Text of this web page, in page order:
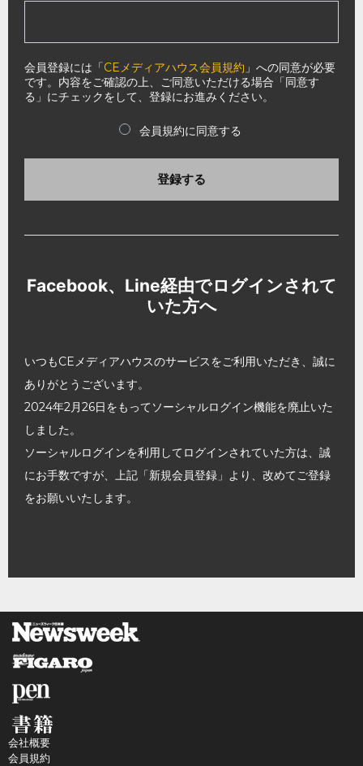
会員登録には「CEメディアハウス会員規約 」への同意が必要
です。内容をご確認の上、ご同意いただける場合「同意す
る」にチェックをして、登録にお進みください。
会員規約に同意する
登録する
Facebook、Line経由でログインされて
いた方へ
いつもCEメディアハウスのサービスをご利用いただき、誠に
ありがとうございます。
2024年2月26日をもってソーシャルログイン機能を廃止いた
しました。
ソーシャルログインを利用してログインされていた方は、誠
にお手数ですが、上記「新規会員登録」より、改めてご登録
をお願いいたします。
会社概要
会員規約